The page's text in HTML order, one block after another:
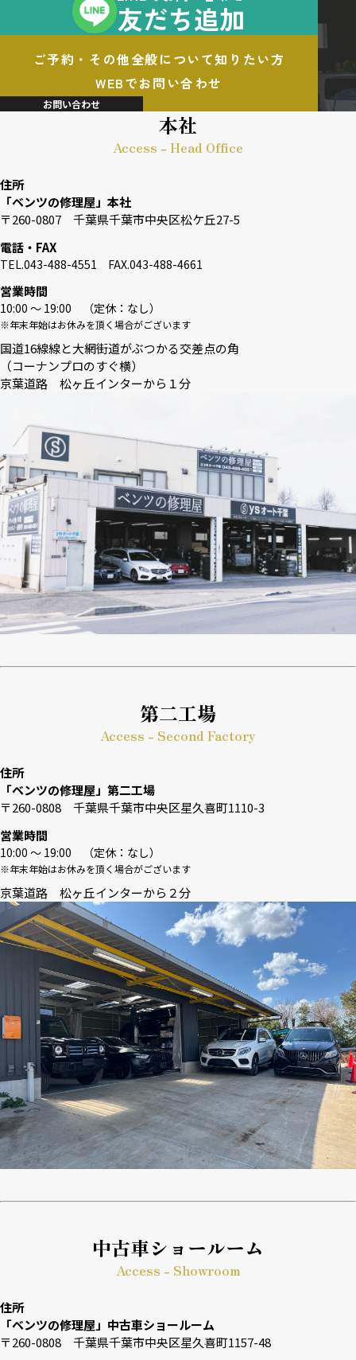
友だち追加
ご予約・その他全般について知りたい方
WEBでお問い合わせ
お問い合わせ
本社
Access - Head Office
住所
「ベンツの修理屋」本社
〒260-0807 千葉県千葉市中央区松ケ丘27-5
電話・FAX
TEL.043-488-4551 FAX.043-488-4661
営業時間
10:00 〜 19:00 （定休：なし）
※年末年始はお休みを頂く場合がございます
国道16線線と大網街道がぶつかる交差点の角
（コーナンプロのすぐ横）
京葉道路 松ヶ丘インターから１分
第二工場
Access - Second Factory
住所
「ベンツの修理屋」第二工場
〒260-0808 千葉県千葉市中央区星久喜町1110-3
営業時間
10:00 〜 19:00 （定休：なし）
※年末年始はお休みを頂く場合がございます
京葉道路 松ヶ丘インターから２分
中古車ショールーム
Access - Showroom
住所
「ベンツの修理屋」中古車ショールーム
〒260-0808 千葉県千葉市中央区星久喜町1157-48